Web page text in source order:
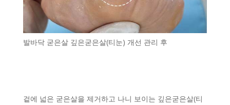
발바닥 굳은살 깊은굳은살(티눈) 개선 관리 후
겉에 넓은 굳은살을 제거하고 나니 보이는 깊은굳은살(티